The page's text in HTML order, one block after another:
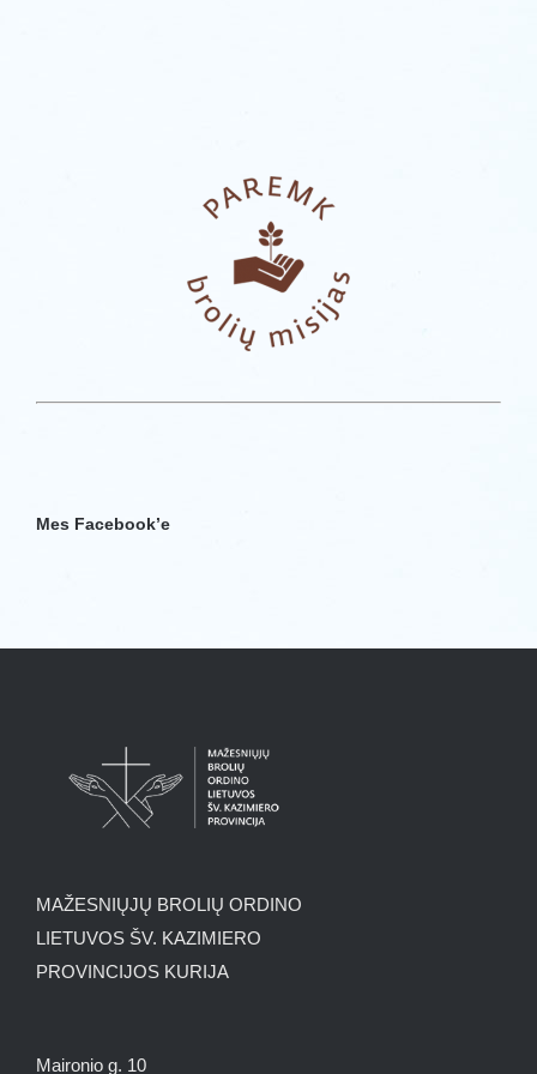
Mes Facebook’e
MAŽESNIŲJŲ BROLIŲ ORDINO
LIETUVOS ŠV. KAZIMIERO
PROVINCIJOS KURIJA
Maironio g. 10